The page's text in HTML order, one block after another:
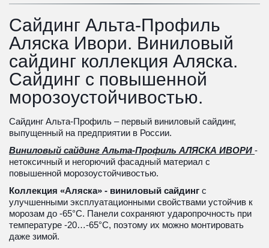
Сайдинг Альта-Профиль
Аляска Ивори. Виниловый
сайдинг коллекция Аляска.
Сайдинг с повышенной
морозоустойчивостью.
Сайдинг Альта-Профиль – первый виниловый сайдинг,
выпущенный на предприятии в России.
Виниловый сайдинг Альта-Профиль АЛЯСКА ИВОРИ -
нетоксичный и негорючий фасадный материал с
повышенной морозоустойчивостью.
Коллекция «Аляска» - виниловый сайдинг с
улучшенными эксплуатационными свойствами устойчив к
морозам до -65°С. Панели сохраняют ударопрочность при
температуре -20…-65°С, поэтому их можно монтировать
даже зимой.